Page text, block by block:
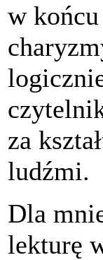
w
za
ludźmi.
Dla
lekturę